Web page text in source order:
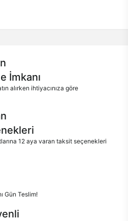
İmkanı
alırken ihtiyacınıza göre
12 aya varan taksit seçenekleri
Gün Teslim!